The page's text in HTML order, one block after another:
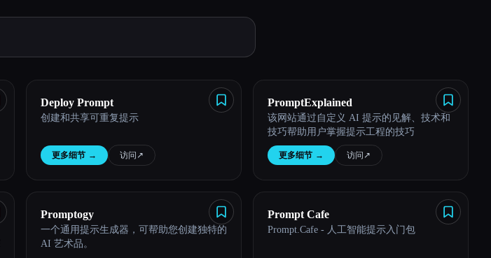
Deploy Prompt
创建和共享可重复提示
更多细节 → 访问 ↗︎
PromptExplained
该网站通过自定义 AI 提示的见解、技术和
技巧帮助用户掌握提示工程的技巧
更多细节 → 访问 ↗︎
Promptogy
一个通用提示生成器，可帮助您创建独特的
AI 艺术品。
Prompt Cafe
Prompt.Cafe - 人工智能提示入门包